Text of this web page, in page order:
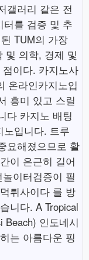
갤러리 같은 전
터를 검증 및 추
TUM의 가장
및 의학, 경제 및
이다. 카지노사
온라인카지노입
흥미 있고 스릴
다 카지노 배팅
입니다. 트루
요해졌으므로 활
이 은근히 길어
이터검증이 필
튀사이다 를 방
니다. A Tropical
Beach) 인도네시
는 아름다운 핑